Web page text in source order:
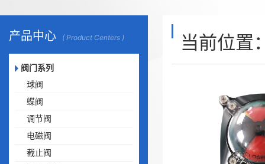
产品中心 ( Product Centers )
阀门系列
球阀
蝶阀
调节阀
电磁阀
截止阀
当前位置